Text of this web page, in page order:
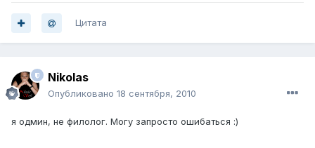
Цитата
Nikolas
Опубликовано 18 сентября, 2010
я одмин, не филолог. Могу запросто ошибаться :)